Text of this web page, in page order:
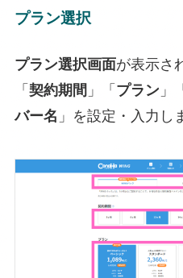
プラン選択
プラン選択画面が表示さ
「 契約期間 」「 プラン」「
バー名 」を設定・入力し